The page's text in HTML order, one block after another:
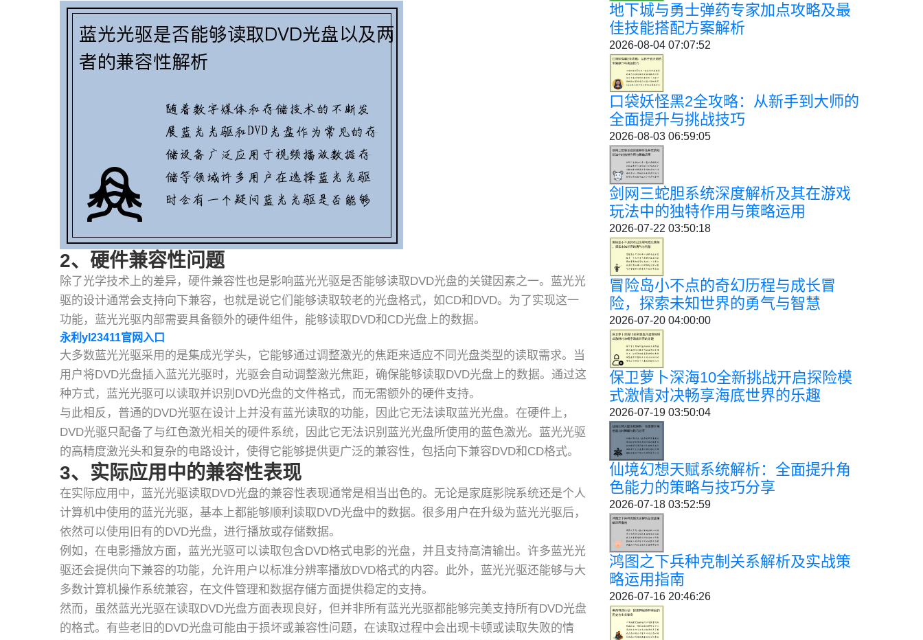
2、硬件兼容性问题
除了光学技术上的差异，硬件兼容性也是影响蓝光光驱是否能够读取DVD光盘的关键因素之一。蓝光光
驱的设计通常会支持向下兼容，也就是说它们能够读取较老的光盘格式，如CD和DVD。为了实现这一
功能，蓝光光驱内部需要具备额外的硬件组件，能够读取DVD和CD光盘上的数据。
永利yl23411官网入口
大多数蓝光光驱采用的是集成光学头，它能够通过调整激光的焦距来适应不同光盘类型的读取需求。当
用户将DVD光盘插入蓝光光驱时，光驱会自动调整激光焦距，确保能够读取DVD光盘上的数据。通过这
种方式，蓝光光驱可以读取并识别DVD光盘的文件格式，而无需额外的硬件支持。
与此相反，普通的DVD光驱在设计上并没有蓝光读取的功能，因此它无法读取蓝光光盘。在硬件上，
DVD光驱只配备了与红色激光相关的硬件系统，因此它无法识别蓝光光盘所使用的蓝色激光。蓝光光驱
的高精度激光头和复杂的电路设计，使得它能够提供更广泛的兼容性，包括向下兼容DVD和CD格式。
3、实际应用中的兼容性表现
在实际应用中，蓝光光驱读取DVD光盘的兼容性表现通常是相当出色的。无论是家庭影院系统还是个人
计算机中使用的蓝光光驱，基本上都能够顺利读取DVD光盘中的数据。很多用户在升级为蓝光光驱后，
依然可以使用旧有的DVD光盘，进行播放或存储数据。
例如，在电影播放方面，蓝光光驱可以读取包含DVD格式电影的光盘，并且支持高清输出。许多蓝光光
驱还会提供向下兼容的功能，允许用户以标准分辨率播放DVD格式的内容。此外，蓝光光驱还能够与大
多数计算机操作系统兼容，在文件管理和数据存储方面提供稳定的支持。
然而，虽然蓝光光驱在读取DVD光盘方面表现良好，但并非所有蓝光光驱都能够完美支持所有DVD光盘
的格式。有些老旧的DVD光盘可能由于损坏或兼容性问题，在读取过程中会出现卡顿或读取失败的情
地下城与勇士弹药专家加点攻略及最
佳技能搭配方案解析
2026-08-04 07:07:52
口袋妖怪黑2全攻略：从新手到大师的
全面提升与挑战技巧
2026-08-03 06:59:05
剑网三蛇胆系统深度解析及其在游戏
玩法中的独特作用与策略运用
2026-07-22 03:50:18
冒险岛小不点的奇幻历程与成长冒
险，探索未知世界的勇气与智慧
2026-07-20 04:00:00
保卫萝卜深海10全新挑战开启探险模
式激情对决畅享海底世界的乐趣
2026-07-19 03:50:04
仙境幻想天赋系统解析：全面提升角
色能力的策略与技巧分享
2026-07-18 03:52:59
鸿图之下兵种克制关系解析及实战策
略运用指南
2026-07-16 20:46:26